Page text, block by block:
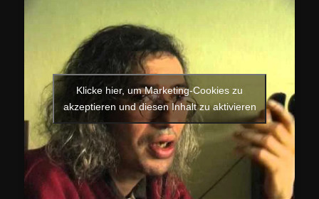
Klicke hier, um Marketing-Cookies zu
akzeptieren und diesen Inhalt zu aktivieren